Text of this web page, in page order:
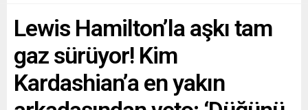
Lewis Hamilton’la aşkı tam
gaz sürüyor! Kim
Kardashian’a en yakın